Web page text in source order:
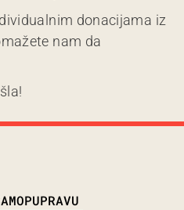
donacijama iz
nam da